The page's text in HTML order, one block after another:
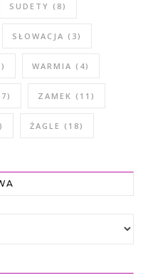
SUDETY (8)
SŁOWACJA (3)
WARMIA (4)
ZAMEK (11)
ŻAGLE (18)